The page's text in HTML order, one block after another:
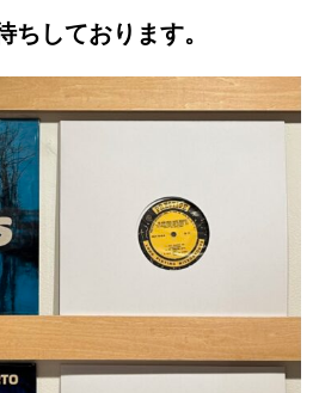
ちしております。